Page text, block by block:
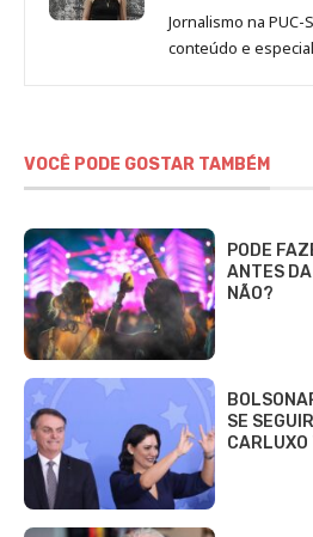
de
Luisa
Jornalismo na PUC-
conteúdo e
VOCÊ PODE GOSTAR TAMBÉM
PODE
ANTES
NÃO?
SE
CARLUXO